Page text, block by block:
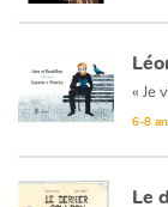
Par thématique
Rencontres et
Autour de la
6-8
Le